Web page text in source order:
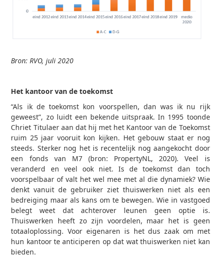
Bron: RVO, juli 2020
Het kantoor van de toekomst
“Als ik de toekomst kon voorspellen, dan was ik nu rijk
geweest”, zo luidt een bekende uitspraak. In 1995 toonde
Chriet Titulaer aan dat hij met het Kantoor van de Toekomst
ruim 25 jaar vooruit kon kijken. Het gebouw staat er nog
steeds. Sterker nog het is recentelijk nog aangekocht door
een fonds van M7 (bron: PropertyNL, 2020). Veel is
veranderd en veel ook niet. Is de toekomst dan toch
voorspelbaar of valt het wel mee met al die dynamiek? Wie
denkt vanuit de gebruiker ziet thuiswerken niet als een
bedreiging maar als kans om te bewegen. Wie in vastgoed
belegt weet dat achterover leunen geen optie is.
Thuiswerken heeft zo zijn voordelen, maar het is geen
totaaloplossing. Voor eigenaren is het dus zaak om met
hun kantoor te anticiperen op dat wat thuiswerken niet kan
bieden.